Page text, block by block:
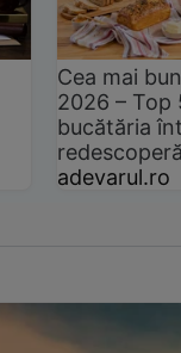
Cea mai
2026 –
bucătăria
adevarul.ro